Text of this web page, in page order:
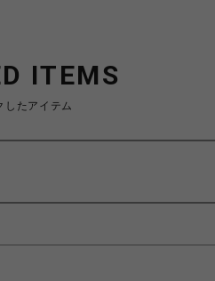
ITEMS
したアイテム